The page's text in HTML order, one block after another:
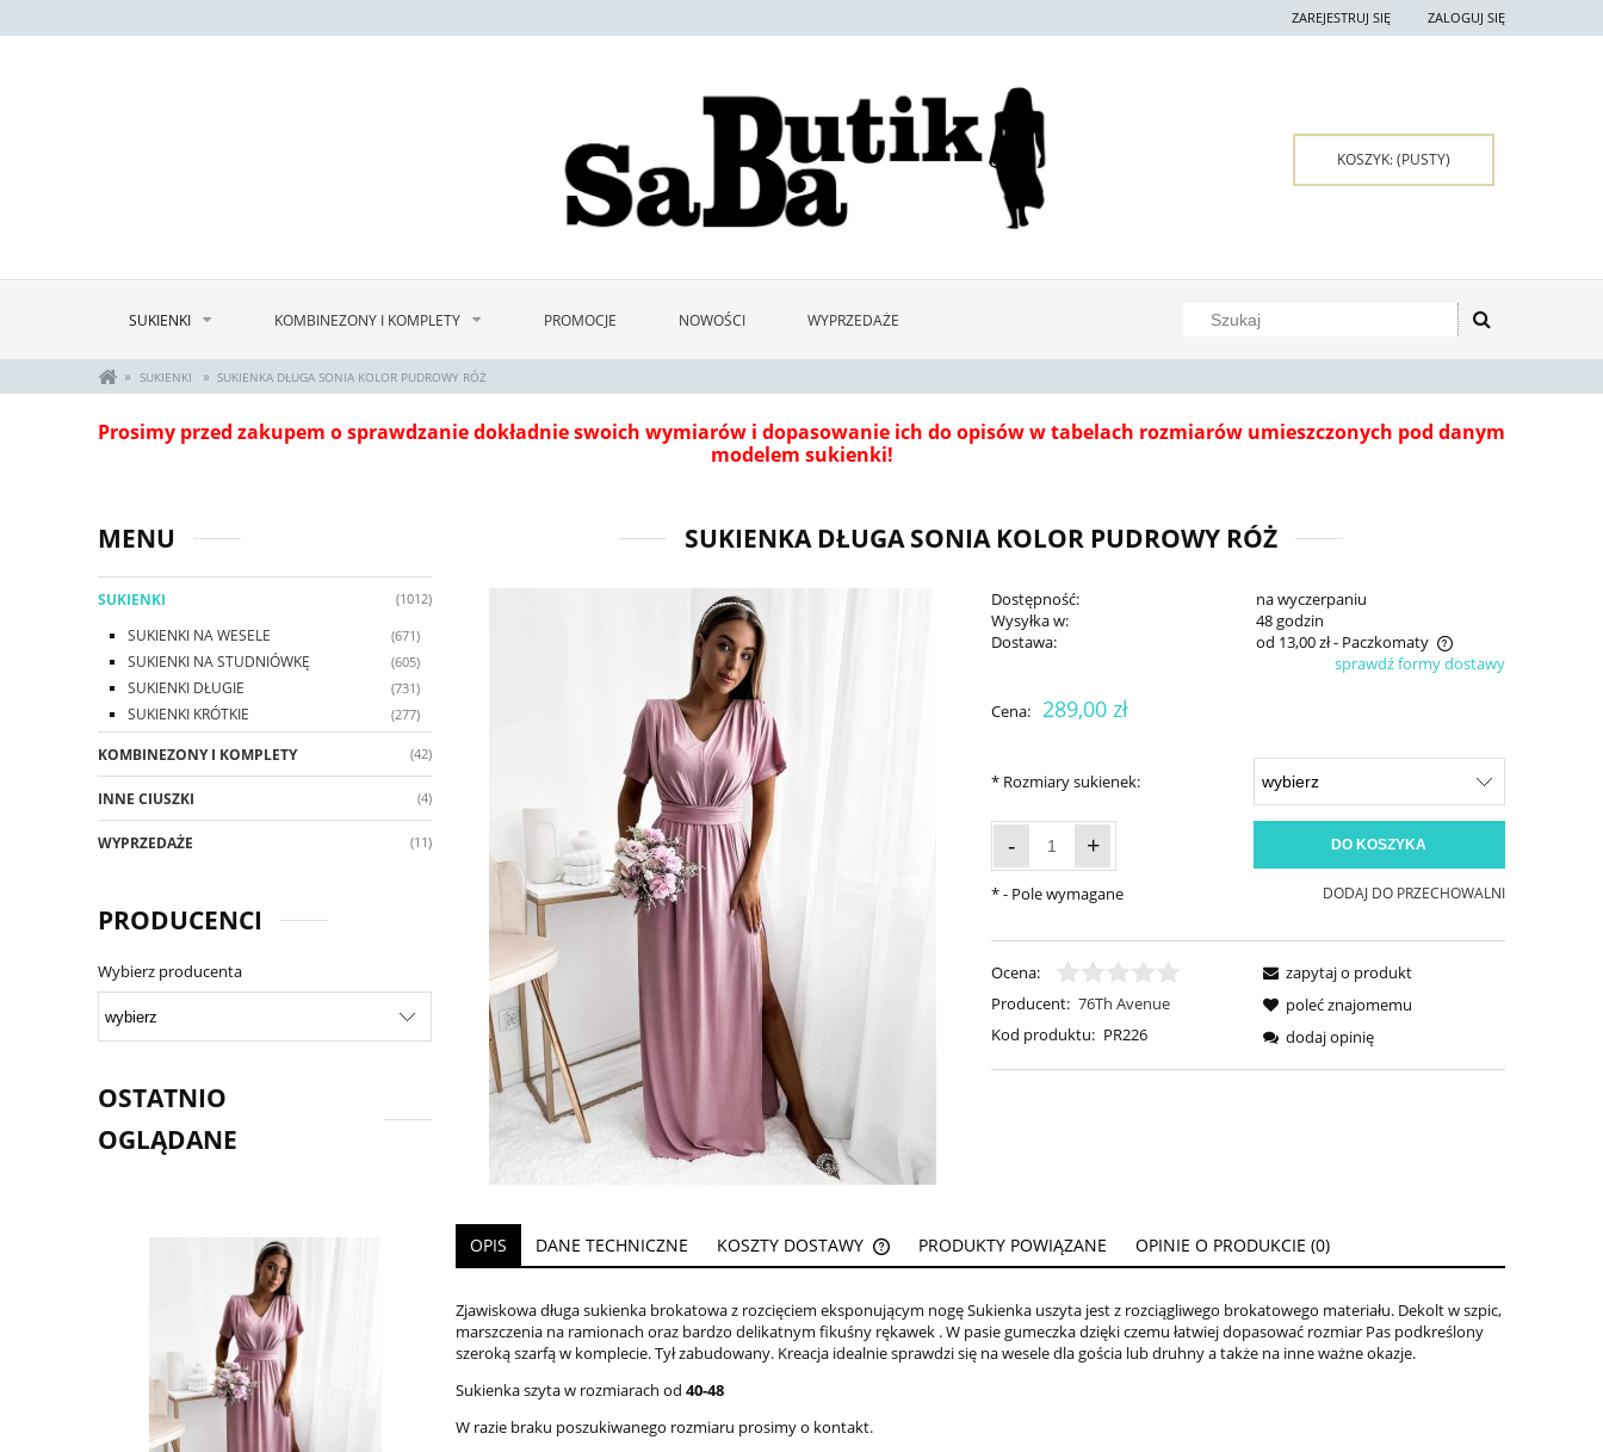
ZAREJESTRUJ SIĘ ZALOGUJ SIĘ
KOSZYK:(PUSTY)
SUKIENKI KOMBINEZONY I KOMPLETY PROMOCJE NOWOŚCI WYPRZEDAŻE
» SUKIENKI » SUKIENKA DŁUGA SONIA KOLOR PUDROWY RÓŻ
Prosimy przed zakupem o sprawdzanie dokładnie swoich wymiarów i dopasowanie ich do opisów w tabelach rozmiarów umieszczonych pod danym
modelem sukienki!
MENU
SUKIENKI (1012)
SUKIENKI NA WESELE (671)
SUKIENKI NA STUDNIÓWKĘ (605)
SUKIENKI DŁUGIE (731)
SUKIENKI KRÓTKIE (277)
KOMBINEZONY I KOMPLETY (42)
INNE CIUSZKI (4)
WYPRZEDAŻE (11)
PRODUCENCI
Wybierz producenta
OSTATNIO
OGLĄDANE
SUKIENKA DŁUGA SONIA KOLOR PUDROWY RÓŻ
Dostępność:
na wyczerpaniu
Wysyłka w:
48 godzin
Dostawa:
od 13,00 zł- Paczkomaty
sprawdź formy dostawy
Cena: 289,00 zł
* Rozmiary sukienek:
- + DO KOSZYKA
DODAJ DO PRZECHOWALNI
*- Pole wymagane
Ocena:
Producent: 76Th Avenue
Kod produktu: PR226
zapytaj o produkt
poleć znajomemu
dodaj opinię
OPIS DANE TECHNICZNE KOSZTY DOSTAWY
CENA NIE ZAWIERA EWENTUALNYCH
KOSZTÓW PŁATNOŚCI
PRODUKTY POWIĄZANE OPINIE O PRODUKCIE (0)
Zjawiskowa długa sukienka brokatowa z rozcięciem eksponującym nogę Sukienka uszyta jest z rozciągliwego brokatowego materiału. Dekolt w szpic,
marszczenia na ramionach oraz bardzo delikatnym fikuśny rękawek . W pasie gumeczka dzięki czemu łatwiej dopasować rozmiar Pas podkreślony
szeroką szarfą w komplecie. Tył zabudowany. Kreacja idealnie sprawdzi się na wesele dla gościa lub druhny a także na inne ważne okazje.
Sukienka szyta w rozmiarach od 40-48
W razie braku poszukiwanego rozmiaru prosimy o kontakt.